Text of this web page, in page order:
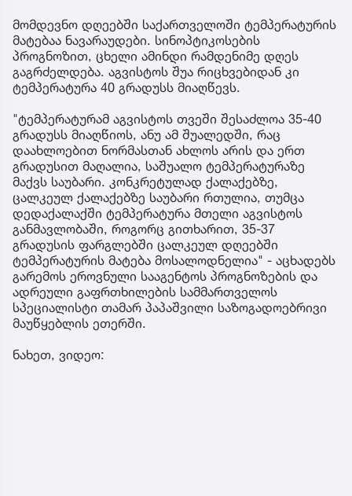
მომდევნო დღეებში საქართველოში ტემპერატურის
მატებაა ნავარაუდები. სინოპტიკოსების
პროგნოზით, ცხელი ამინდი რამდენიმე დღეს
გაგრძელდება. აგვისტოს შუა რიცხვებიდან კი
ტემპერატურა 40 გრადუსს მიაღწევს.
"ტემპერატურამ აგვისტოს თვეში შესაძლოა 35-40
გრადუსს მიაღწიოს, ანუ ამ შუალედში, რაც
დაახლოებით ნორმასთან ახლოს არის და ერთ
გრადუსით მაღალია, საშუალო ტემპერატურაზე
მაქვს საუბარი. კონკრეტულად ქალაქებზე,
ცალკეულ ქალაქებზე საუბარი რთულია, თუმცა
დედაქალაქში ტემპერატურა მთელი აგვისტოს
განმავლობაში, როგორც გითხარით, 35-37
გრადუსის ფარგლებში ცალკეულ დღეებში
ტემპერატურის მატება მოსალოდნელია" - აცხადებს
გარემოს ეროვნული სააგენტოს პროგნოზების და
ადრეული გაფრთხილების სამმართველოს
სპეციალისტი თამარ პაპაშვილი საზოგადოებრივი
მაუწყებლის ეთერში.
ნახეთ, ვიდეო: